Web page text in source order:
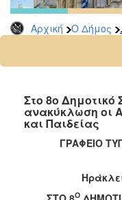
Αρχική Ο Δήμος
Αρχείο
2026
2024
2022
2021
2018
Στο 8ο Δημοτικό
ανακύκλωση οι
και Παιδείας
ΓΡΑΦΕΙΟ
Ηράκλειο
Ο